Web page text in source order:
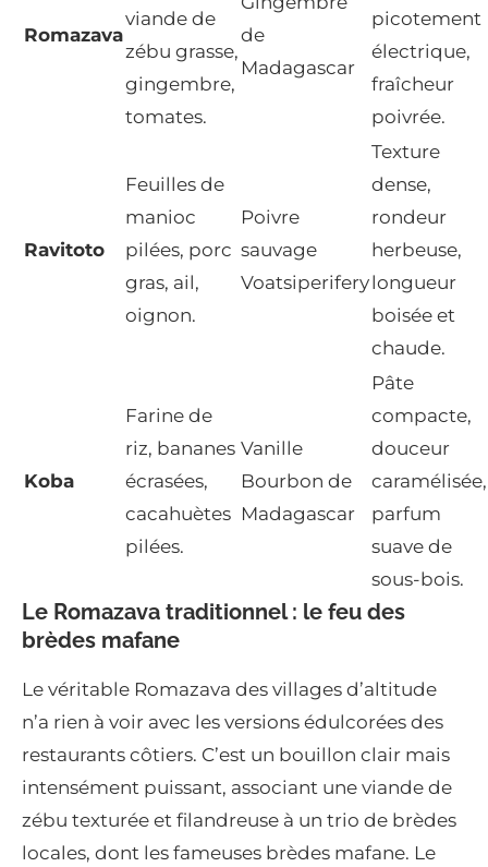
Romazava
viande de
zébu grasse,
gingembre,
tomates.
de
Madagascar
picotement
électrique,
fraîcheur
poivrée.
Ravitoto
Feuilles de
manioc
pilées, porc
gras, ail,
oignon.
Poivre
sauvage
Voatsiperifery
Texture
dense,
rondeur
herbeuse,
longueur
boisée et
chaude.
Koba
Farine de
riz, bananes
écrasées,
cacahuètes
pilées.
Vanille
Bourbon de
Madagascar
Pâte
compacte,
douceur
caramélisée,
parfum
suave de
sous-bois.
Le Romazava traditionnel : le feu des
brèdes mafane
Le véritable Romazava des villages d’altitude
n’a rien à voir avec les versions édulcorées des
restaurants côtiers. C’est un bouillon clair mais
intensément puissant, associant une viande de
zébu texturée et filandreuse à un trio de brèdes
locales, dont les fameuses brèdes mafane. Le